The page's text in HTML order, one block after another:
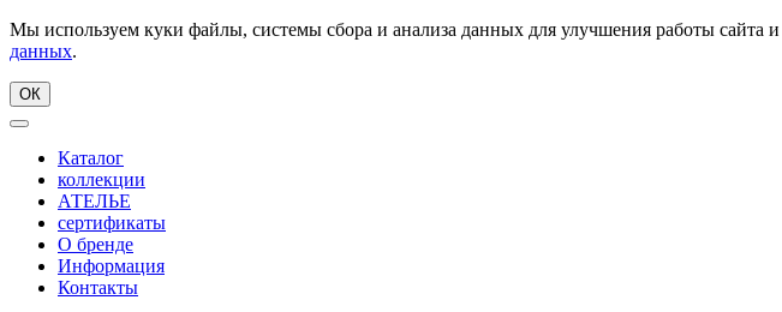
Мы используем куки файлы, системы сбора и анализа данных для улучшения работы сайта
данных.
ОК
Каталог
коллекции
АТЕЛЬЕ
сертификаты
О бренде
Информация
Контакты